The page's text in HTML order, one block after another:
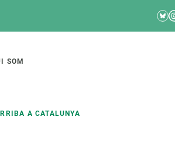
SOM
A CATALUNYA